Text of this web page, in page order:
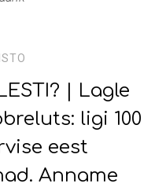
| Lagle
ligi 100
eest
Anname